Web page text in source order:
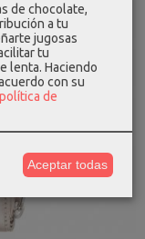
de chocolate,
a tu
jugosas
tu
lenta. Haciendo
con su
política de
Aceptar todas